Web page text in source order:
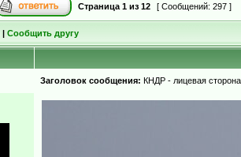
Страница 1 из 12 [ Сообщений: 297 ]
| Сообщить другу
Заголовок сообщения: КНДР - лицевая